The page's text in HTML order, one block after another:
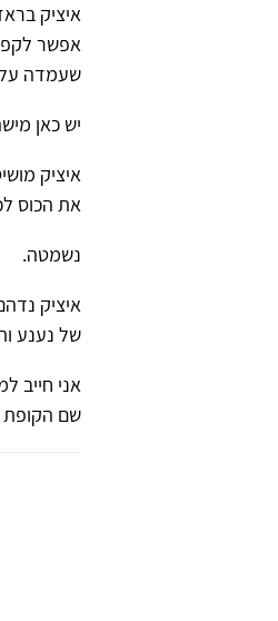
איציק
אפשר
שעמדה
יש כאן
איציק
את הכוס
נשמטה.
איציק
של נענע
אני חייב
שם הקופת